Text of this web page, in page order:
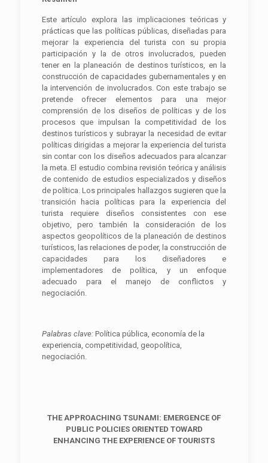
Este artículo explora las implicaciones teóricas y
prácticas que las políticas públicas, diseñadas para
mejorar la experiencia del turista con su propia
participación y la de otros involucrados, pueden
tener en la planeación de destinos turísticos, en la
construcción de capacidades gubernamentales y en
la intervención de involucrados. Con este trabajo se
pretende ofrecer elementos para una mejor
comprensión de los diseños de políticas y de los
procesos que impulsan la competitividad de los
destinos turísticos y subrayar la necesidad de evitar
políticas dirigidas a mejorar la experiencia del turista
sin contar con los diseños adecuados para alcanzar
la meta. El estudio combina revisión teórica y análisis
de contenido de estudios especializados y diseños
de política. Los principales hallazgos sugieren que la
transición hacia políticas para la experiencia del
turista requiere diseños consistentes con ese
objetivo, pero también la consideración de los
aspectos geopolíticos de la planeación de destinos
turísticos, las relaciones de poder, la construcción de
capacidades para los diseñadores e
implementadores de política, y un enfoque
adecuado para el manejo de conflictos y
negociación.
Palabras clave: Política pública, economía de la
experiencia, competitividad, geopolítica,
negociación.
THE APPROACHING TSUNAMI: EMERGENCE OF
PUBLIC POLICIES ORIENTED TOWARD
ENHANCING THE EXPERIENCE OF TOURISTS